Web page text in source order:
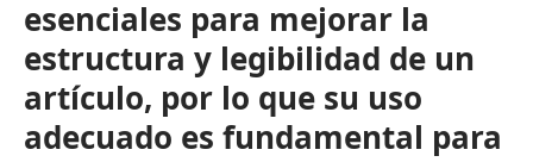
esenciales para mejorar la
estructura y legibilidad de un
artículo, por lo que su uso
adecuado es fundamental para